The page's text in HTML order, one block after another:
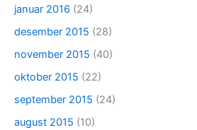
januar 2016 (24)
desember 2015 (28)
november 2015 (40)
oktober 2015 (22)
september 2015 (24)
august 2015 (10)